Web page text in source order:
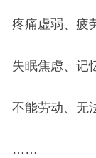
疼痛虚弱、疲
失眠焦虑、记
不能劳动、无
……